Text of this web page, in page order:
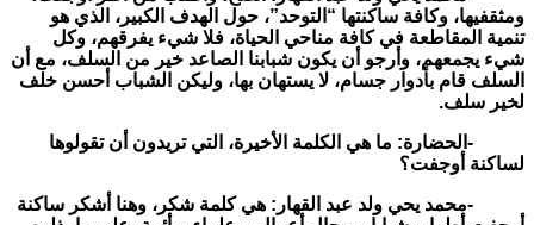
ومثقفيها، وكافة ساكنتها “التوحد”، حول الهدف الكبير، الذي هو
تنمية المقاطعة في كافة مناحي الحياة، فلا شيء يفرقهم، وكل
شيء يجمعهم، وأرجو أن يكون شبابنا الصاعد خير من السلف، مع أن
السلف قام بأدوار جسام، لا يستهان بها، وليكن الشباب أحسن خلف
لخير سلف.
-الحضارة: ما هي الكلمة الأخيرة، التي تريدون أن تقولوها
لساكنة أوجفت؟
-محمد يحي ولد عبد القهار: هي كلمة شكر، وهنا أشكر ساكنة